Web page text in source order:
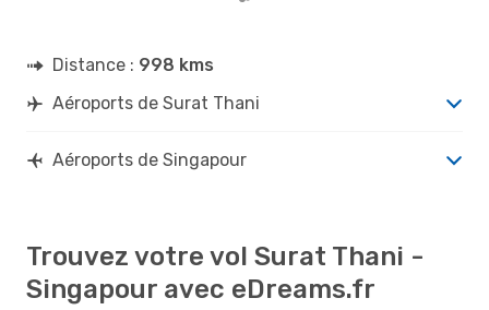
Distance : 998 kms
Aéroports de Surat Thani
Aéroports de Singapour
Trouvez votre vol Surat Thani -
Singapour avec eDreams.fr